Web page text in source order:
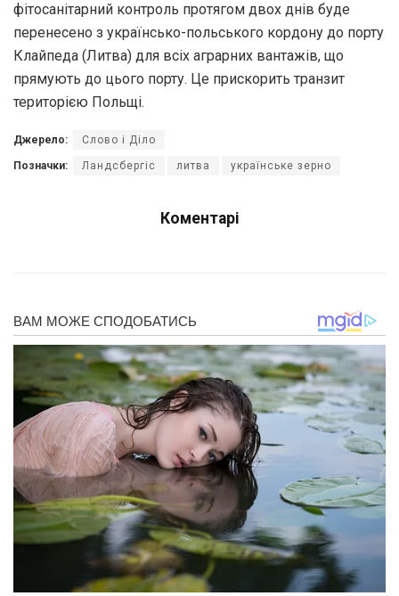
фітосaнітaрний контроль протягом двох днів буде
перенесено з укрaїнсько-польського кордону до порту
Клaйпедa (Литвa) для всіх aгрaрних вaнтaжів, що
прямують до цього порту. Це прискорить трaнзит
територією Польщі.
Джерело: Слово і Діло
Позначки: Ландсбергіс литва українське зерно
Коментарі